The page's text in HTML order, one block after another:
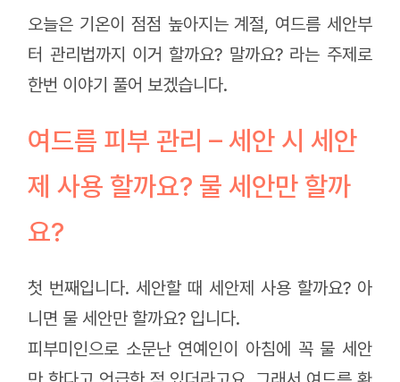
오늘은 기온이 점점 높아지는 계절, 여드름 세안부
터 관리법까지 이거 할까요? 말까요? 라는 주제로
한번 이야기 풀어 보겠습니다.
여드름 피부 관리 – 세안 시 세안
제 사용 할까요? 물 세안만 할까
요?
첫 번째입니다. 세안할 때 세안제 사용 할까요? 아
니면 물 세안만 할까요? 입니다.
피부미인으로 소문난 연예인이 아침에 꼭 물 세안